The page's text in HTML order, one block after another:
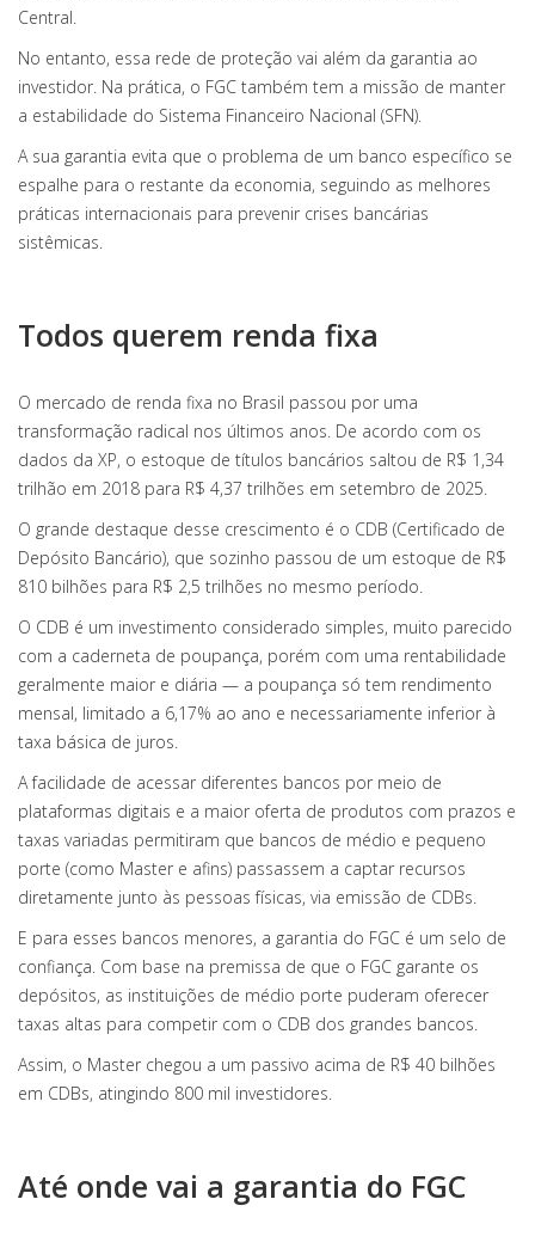
Central.
No entanto, essa rede de proteção vai além da garantia ao
investidor. Na prática, o FGC também tem a missão de manter
a estabilidade do Sistema Financeiro Nacional (SFN).
A sua garantia evita que o problema de um banco específico se
espalhe para o restante da economia, seguindo as melhores
práticas internacionais para prevenir crises bancárias
sistêmicas.
Todos querem renda fixa
O mercado de renda fixa no Brasil passou por uma
transformação radical nos últimos anos. De acordo com os
dados da XP, o estoque de títulos bancários saltou de R$ 1,34
trilhão em 2018 para R$ 4,37 trilhões em setembro de 2025.
O grande destaque desse crescimento é o CDB (Certificado de
Depósito Bancário), que sozinho passou de um estoque de R$
810 bilhões para R$ 2,5 trilhões no mesmo período.
O CDB é um investimento considerado simples, muito parecido
com a caderneta de poupança, porém com uma rentabilidade
geralmente maior e diária — a poupança só tem rendimento
mensal, limitado a 6,17% ao ano e necessariamente inferior à
taxa básica de juros.
A facilidade de acessar diferentes bancos por meio de
plataformas digitais e a maior oferta de produtos com prazos e
taxas variadas permitiram que bancos de médio e pequeno
porte (como Master e afins) passassem a captar recursos
diretamente junto às pessoas físicas, via emissão de CDBs.
E para esses bancos menores, a garantia do FGC é um selo de
confiança. Com base na premissa de que o FGC garante os
depósitos, as instituições de médio porte puderam oferecer
taxas altas para competir com o CDB dos grandes bancos.
Assim, o Master chegou a um passivo acima de R$ 40 bilhões
em CDBs, atingindo 800 mil investidores.
Até onde vai a garantia do FGC